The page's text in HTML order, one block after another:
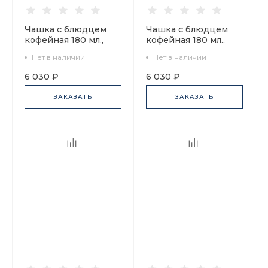
Чашка с блюдцем
кофейная 180 мл.,
рисунок Москва
Златоглавая арт.
81.16096.00.1
Нет в наличии
6 030 ₽
ЗАКАЗАТЬ
Чашка с блюдцем
кофейная 180 мл.,
рисунок
Московский Кремль
арт. 81.15932.00.1
Нет в наличии
6 030 ₽
ЗАКАЗАТЬ